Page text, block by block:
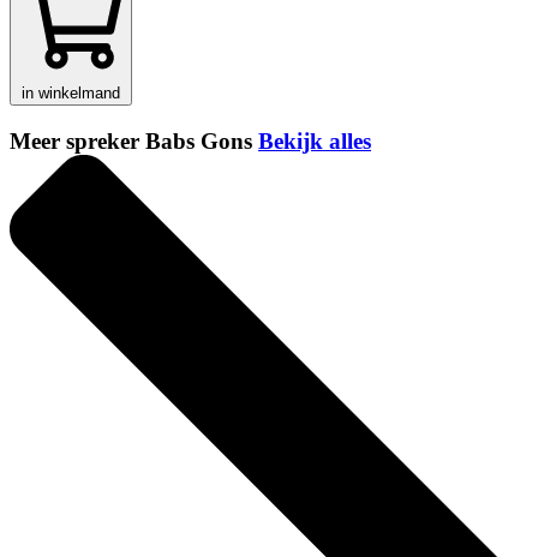
in winkelmand
Meer spreker Babs Gons Bekijk alles